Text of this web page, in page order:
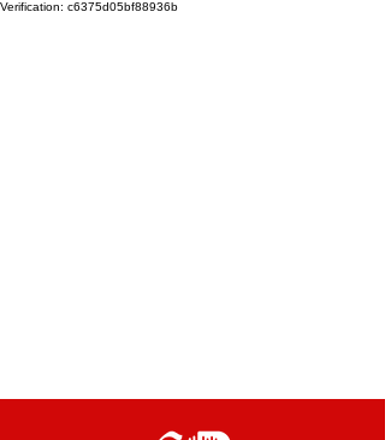
Verification: c6375d05bf88936b